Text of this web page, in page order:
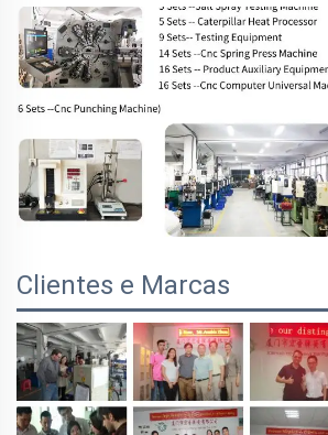
Clientes e Marcas